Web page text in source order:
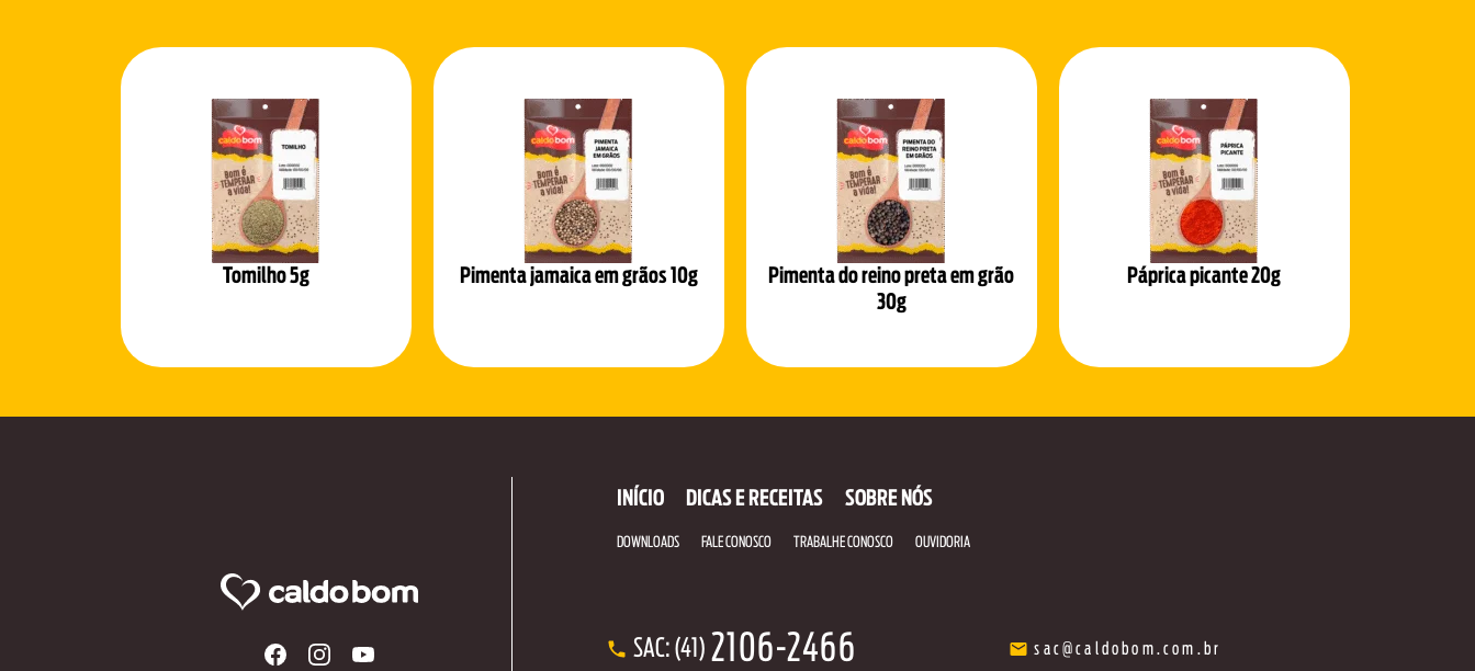
Tomilho 5g Pimenta jamaica em grãos 10g
Pimenta do reino preta em grão
30g
Páprica picante 20g
INÍCIO DICAS E RECEITAS SOBRE NÓS
DOWNLOADS FALE CONOSCO TRABALHE CONOSCO OUVIDORIA
SAC: (41) 2106-2466 sac@caldobom.com.br